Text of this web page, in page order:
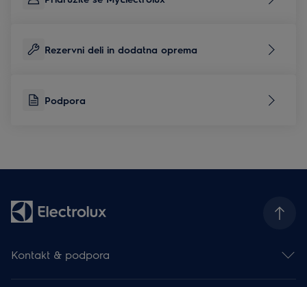
Rezervni deli in dodatna oprema
Podpora
Kontakt & podpora